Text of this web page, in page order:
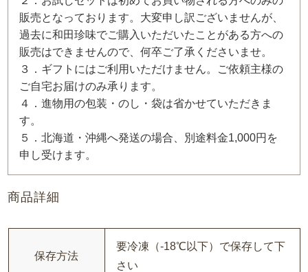
販売となっております。大変申し訳ございませんが、
過去に和田珍味でご購入いただいたことがある方への
販売はできませんので、何卒ご了承くださいませ。
３．ギフトにはご利用いただけません。ご依頼主様の
ご自宅お届けのみ承ります。
４．進物用の包装・のし・袋は省かせていただきま
す。
５．北海道・沖縄へ発送の場合、別途料金1,000円を
申し受けます。
商品詳細
保存方法
要冷凍（-18℃以下）で保存して下
さい